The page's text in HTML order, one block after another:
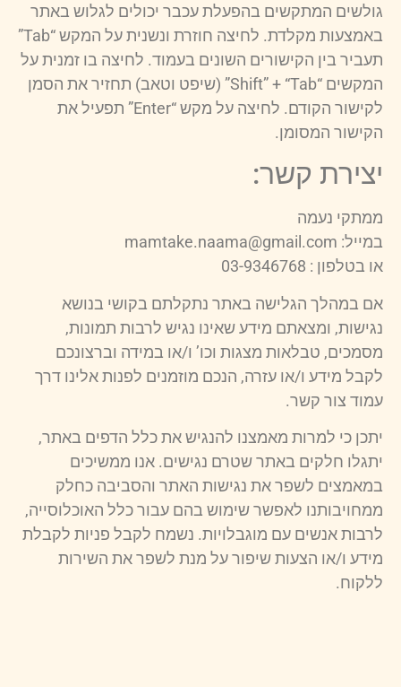
גולשים המתקשים בהפעלת עכבר יכולים לגלוש באתר
באמצעות מקלדת. לחיצה חוזרת ונשנית על המקש “Tab”
תעביר בין הקישורים השונים בעמוד. לחיצה בו זמנית על
המקשים “Shift” + “Tab” (שיפט וטאב) תחזיר את הסמן
לקישור הקודם. לחיצה על מקש “Enter” תפעיל את
הקישור המסומן.
יצירת קשר:
ממתקי נעמה
במייל: mamtake.naama@gmail.com
או בטלפון : 03-9346768
אם במהלך הגלישה באתר נתקלתם בקושי בנושא
נגישות, ומצאתם מידע שאינו נגיש לרבות תמונות,
מסמכים, טבלאות מצגות וכו’ ו/או במידה וברצונכם
לקבל מידע ו/או עזרה, הנכם מוזמנים לפנות אלינו דרך
עמוד צור קשר.
יתכן כי למרות מאמצנו להנגיש את כלל הדפים באתר,
יתגלו חלקים באתר שטרם נגישים. אנו ממשיכים
במאמצים לשפר את נגישות האתר והסביבה כחלק
ממחויבותנו לאפשר שימוש בהם עבור כלל האוכלוסייה,
לרבות אנשים עם מוגבלויות. נשמח לקבל פניות לקבלת
מידע ו/או הצעות שיפור על מנת לשפר את השירות
ללקוח.